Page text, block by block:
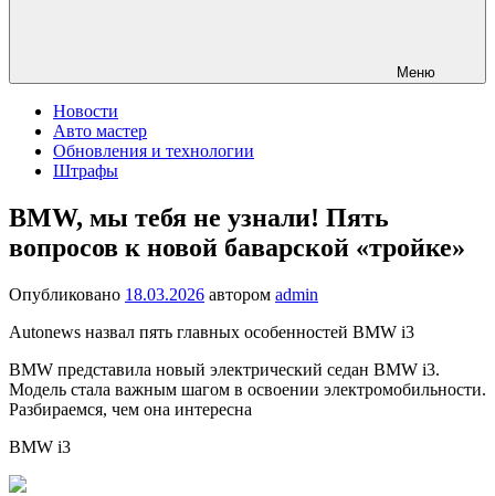
Меню
Новости
Авто мастер
Обновления и технологии
Штрафы
BMW, мы тебя не узнали! Пять
вопросов к новой баварской «тройке»
Опубликовано 18.03.2026 автором admin
Autonews назвал пять главных особенностей BMW i3
BMW представила новый электрический седан BMW i3.
Модель стала важным шагом в освоении электромобильности.
Разбираемся, чем она интересна
BMW i3